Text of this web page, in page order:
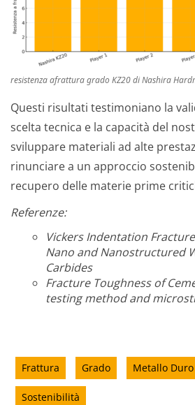
resistenza afrattura grado KZ20 di Nashira
Questi risultati testimoniano la
scelta tecnica e la capacità del
sviluppare materiali ad alte
rinunciare a un approccio
recupero delle materie prime
Referenze:
Vickers Indentation
Nano and Nanostructured
Carbides
Fracture Toughness of
testing method and
Frattura Grado Metallo Duro
Sostenibilità